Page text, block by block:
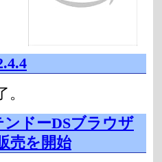
ドーDSブラウザ
売を開始